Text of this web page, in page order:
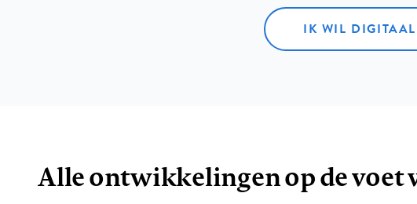
IK WIL DIGITAAL
Alle ontwikkelingen op de voet